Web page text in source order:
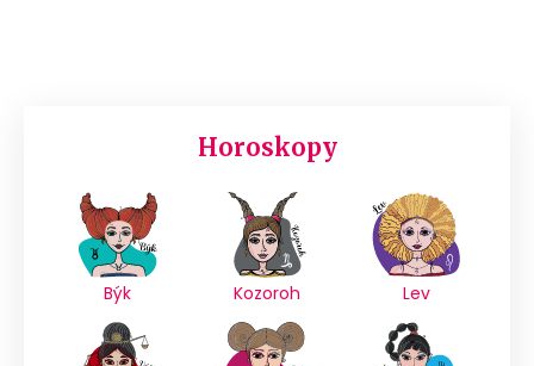
Horoskopy
Býk Kozoroh Lev